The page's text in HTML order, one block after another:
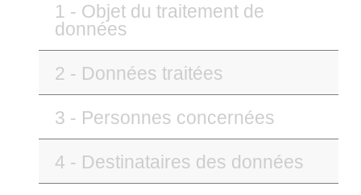
1 - Objet du traitement de
données
2 - Données traitées
3 - Personnes concernées
4 - Destinataires des données